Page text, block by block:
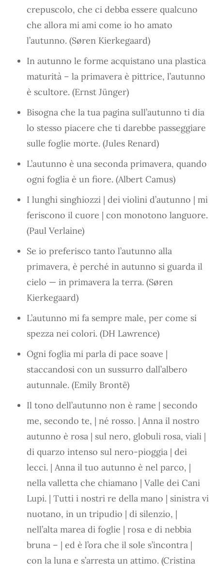
crepuscolo, che ci debba essere qualcuno
che allora mi ami come io ho amato
l’autunno. (Søren Kierkegaard)
In autunno le forme acquistano una plastica
maturità – la primavera è pittrice, l’autunno
è scultore. (Ernst Jünger)
Bisogna che la tua pagina sull’autunno ti dia
lo stesso piacere che ti darebbe passeggiare
sulle foglie morte. (Jules Renard)
L’autunno è una seconda primavera, quando
ogni foglia è un fiore. (Albert Camus)
I lunghi singhiozzi | dei violini d’autunno | mi
feriscono il cuore | con monotono languore.
(Paul Verlaine)
Se io preferisco tanto l’autunno alla
primavera, è perché in autunno si guarda il
cielo — in primavera la terra. (Søren
Kierkegaard)
L’autunno mi fa sempre male, per come si
spezza nei colori. (DH Lawrence)
Ogni foglia mi parla di pace soave |
staccandosi con un sussurro dall’albero
autunnale. (Emily Brontë)
Il tono dell’autunno non è rame | secondo
me, secondo te, | né rosso. | Anna il nostro
autunno è rosa | sul nero, globuli rosa, viali |
di quarzo intenso sul nero-pioggia | dei
lecci. | Anna il tuo autunno è nel parco, |
nella valletta che chiamano | Valle dei Cani
Lupi. | Tutti i nostri re della mano | sinistra vi
nuotano, in un tripudio | di silenzio, |
nell’alta marea di foglie | rosa e di nebbia
bruna – | ed è l’ora che il sole s’incontra |
con la luna e s’arresta un attimo. (Cristina